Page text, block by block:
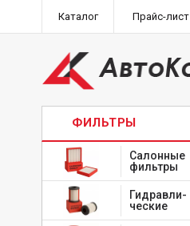
Каталог Прайс-лист
ФИЛЬТРЫ
Салонные
фильтры
Гидравли-
ческие